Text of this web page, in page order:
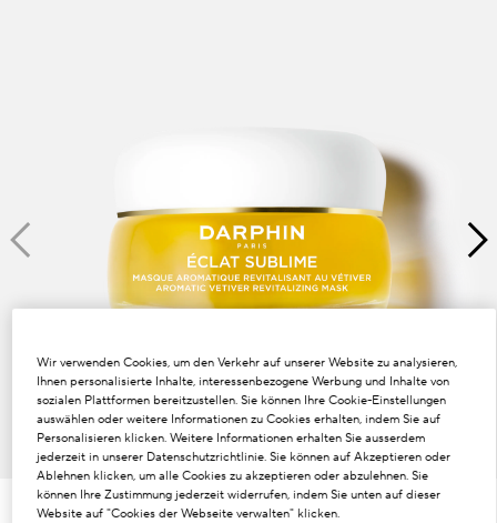
Verlust von Volumen
Wir verwenden Cookies, um den Verkehr auf unserer Website zu analysieren,
Ihnen personalisierte Inhalte, interessenbezogene Werbung und Inhalte von
sozialen Plattformen bereitzustellen. Sie können Ihre Cookie-Einstellungen
auswählen oder weitere Informationen zu Cookies erhalten, indem Sie auf
Personalisieren klicken. Weitere Informationen erhalten Sie ausserdem
jederzeit in unserer Datenschutzrichtlinie. Sie können auf Akzeptieren oder
Ablehnen klicken, um alle Cookies zu akzeptieren oder abzulehnen. Sie
können Ihre Zustimmung jederzeit widerrufen, indem Sie unten auf dieser
Website auf "Cookies der Webseite verwalten" klicken.